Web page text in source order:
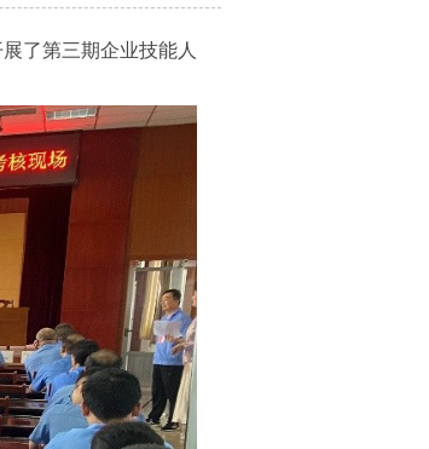
了第三期企业技能人